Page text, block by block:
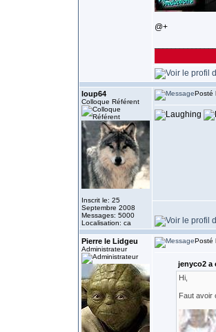
@+
loup64
Colloque Référent
Inscrit le: 25
Septembre 2008
Messages: 5000
Localisation: ca
Posté
Pierre le Lidgeu
Administrateur
Posté
jenyco2 a
Hi,
Faut avoir